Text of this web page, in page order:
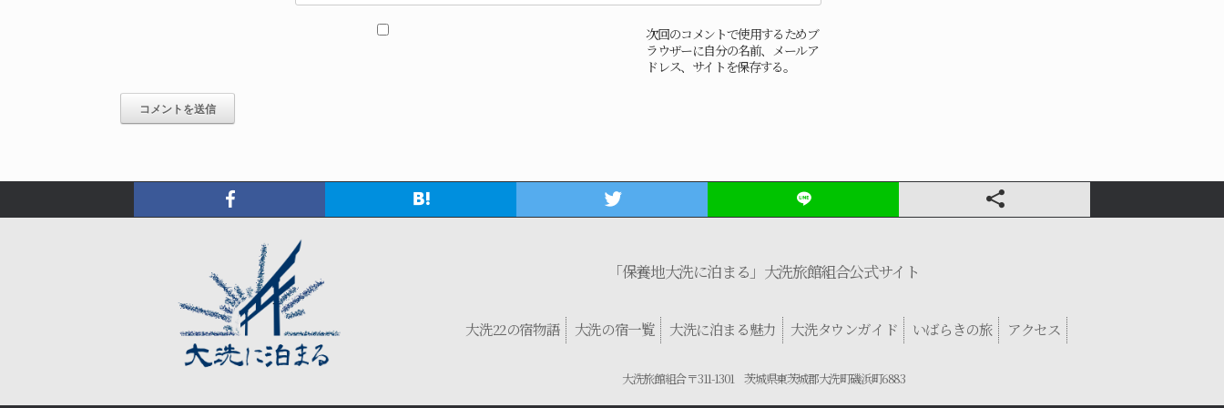
次回のコメントで使用するためブ
ラウザーに自分の名前、メールア
ドレス、サイトを保存する。
「保養地大洗に泊まる」大洗旅館組合公式サイト
大洗22の宿物語 大洗の宿一覧 大洗に泊まる魅力 大洗タウンガイド いばらきの旅 アクセス
大洗旅館組合 〒311-1301 茨城県東茨城郡大洗町磯浜町6883